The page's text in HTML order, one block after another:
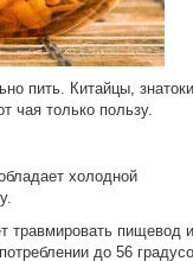
пить. Китайцы,
чая только пользу.
холодной
травмировать пищевод и
до 56